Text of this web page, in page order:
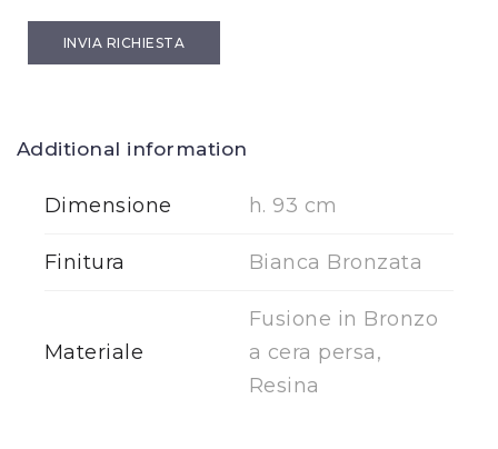
INVIA RICHIESTA
Additional information
Dimensione h. 93 cm
Finitura Bianca Bronzata
Materiale
Fusione in Bronzo
a cera persa,
Resina